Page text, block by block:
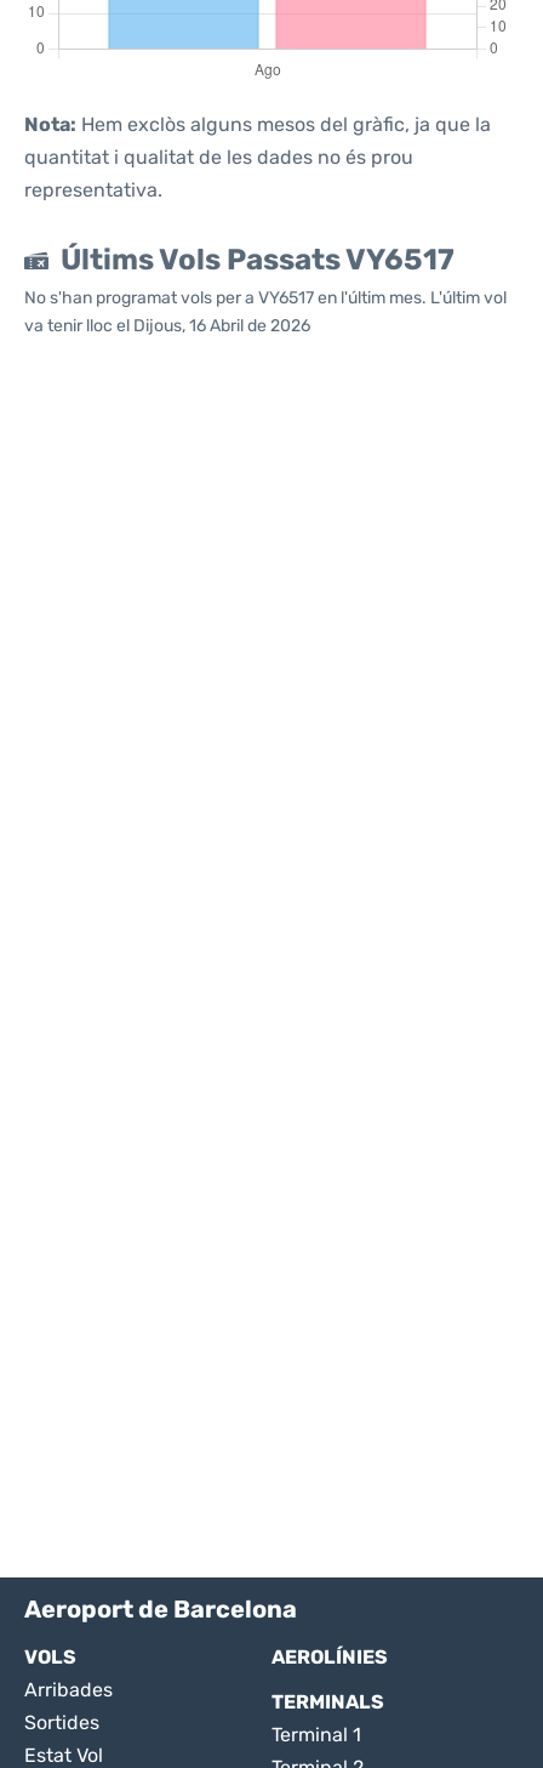
Nota: Hem exclòs alguns mesos del gràfic, ja que la
quantitat i qualitat de les dades no és prou
representativa.
Últims Vols Passats VY6517
No s'han programat vols per a VY6517 en l'últim mes. L'últim vol
va tenir lloc el Dijous, 16 Abril de 2026
Aeroport de Barcelona
VOLS
Arribades
Sortides
Estat Vol
AEROLÍNIES
TERMINALS
Terminal 1